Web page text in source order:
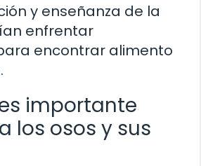
y enseñanza de la
enfrentar
encontrar alimento
importante
los osos y sus